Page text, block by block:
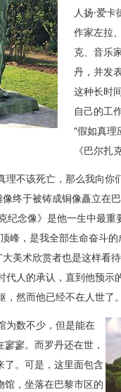
人扬·爱
作家左拉
克、音乐
丹，并发
这种长时
自己的工
“假如真
《巴尔扎
理不该死亡，那么我向你
终于被铸成铜像矗立在
纪念像》是他一生中最重
峰，是我全部生命奋斗
美术欣赏者也是这样看
代人的承认，直到他预示
，然而他已经不在人世了
数不少，但是能在
寥。而罗丹还在世，
了。可是，这里面包含
馆，坐落在巴黎市区的